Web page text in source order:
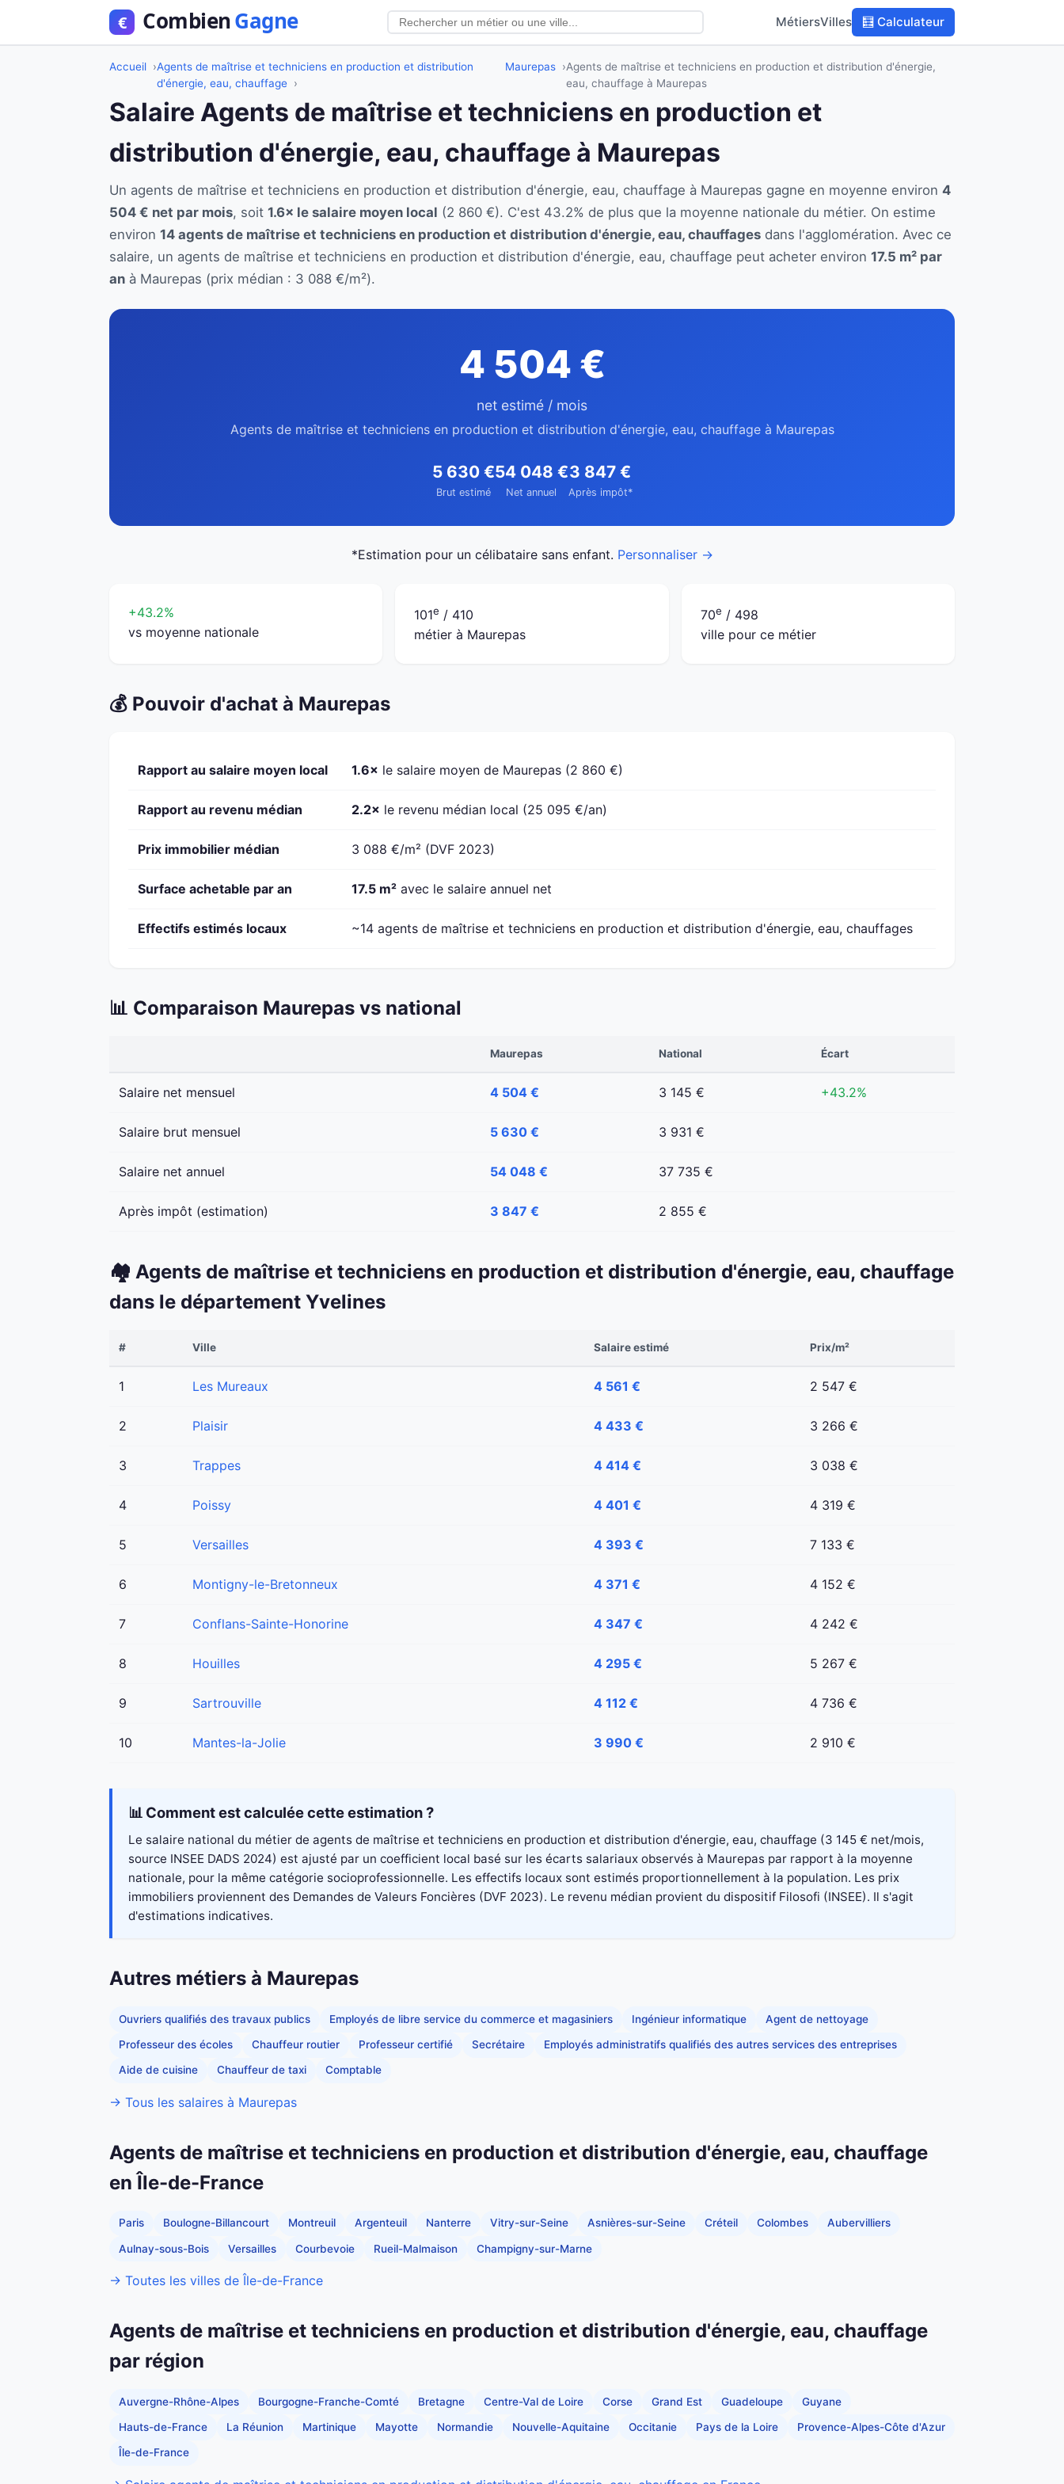
MétiersVilles 🧮 Calculateur
Accueil
Agents de maîtrise et techniciens en production et distribution
d'énergie, eau, chauffage
Maurepas
Agents de maîtrise et techniciens en production et distribution d'énergie,
eau, chauffage à Maurepas
Salaire Agents de maîtrise et techniciens en production et
distribution d'énergie, eau, chauffage à Maurepas
Un agents de maîtrise et techniciens en production et distribution d'énergie, eau, chauffage à Maurepas gagne en moyenne environ 4
504 € net par mois, soit 1.6× le salaire moyen local (2 860 €). C'est 43.2% de plus que la moyenne nationale du métier. On estime
environ 14 agents de maîtrise et techniciens en production et distribution d'énergie, eau, chauffages dans l'agglomération. Avec ce
salaire, un agents de maîtrise et techniciens en production et distribution d'énergie, eau, chauffage peut acheter environ 17.5 m² par
an à Maurepas (prix médian : 3 088 €/m²).
4 504 €
net estimé / mois
Agents de maîtrise et techniciens en production et distribution d'énergie, eau, chauffage à Maurepas
5 630 €
Brut estimé
54 048 €
Net annuel
3 847 €
Après impôt*
*Estimation pour un célibataire sans enfant. Personnaliser →
+43.2%
vs moyenne nationale
101e / 410
métier à Maurepas
70e / 498
ville pour ce métier
💰 Pouvoir d'achat à Maurepas
Rapport au salaire moyen local 1.6× le salaire moyen de Maurepas (2 860 €)
Rapport au revenu médian 2.2× le revenu médian local (25 095 €/an)
Prix immobilier médian 3 088 €/m² (DVF 2023)
Surface achetable par an 17.5 m² avec le salaire annuel net
Effectifs estimés locaux ~14 agents de maîtrise et techniciens en production et distribution d'énergie, eau, chauffages
📊 Comparaison Maurepas vs national
Maurepas National Écart
Salaire net mensuel 4 504 € 3 145 € +43.2%
Salaire brut mensuel 5 630 € 3 931 €
Salaire net annuel 54 048 € 37 735 €
Après impôt (estimation) 3 847 € 2 855 €
🏘️ Agents de maîtrise et techniciens en production et distribution d'énergie, eau, chauffage
dans le département Yvelines
# Ville Salaire estimé Prix/m²
1 Les Mureaux 4 561 € 2 547 €
2 Plaisir 4 433 € 3 266 €
3 Trappes 4 414 € 3 038 €
4 Poissy 4 401 € 4 319 €
5 Versailles 4 393 € 7 133 €
6 Montigny-le-Bretonneux 4 371 € 4 152 €
7 Conflans-Sainte-Honorine 4 347 € 4 242 €
8 Houilles 4 295 € 5 267 €
9 Sartrouville 4 112 € 4 736 €
10 Mantes-la-Jolie 3 990 € 2 910 €
📊 Comment est calculée cette estimation ?
Le salaire national du métier de agents de maîtrise et techniciens en production et distribution d'énergie, eau, chauffage (3 145 € net/mois,
source INSEE DADS 2024) est ajusté par un coefficient local basé sur les écarts salariaux observés à Maurepas par rapport à la moyenne
nationale, pour la même catégorie socioprofessionnelle. Les effectifs locaux sont estimés proportionnellement à la population. Les prix
immobiliers proviennent des Demandes de Valeurs Foncières (DVF 2023). Le revenu médian provient du dispositif Filosofi (INSEE). Il s'agit
d'estimations indicatives.
Autres métiers à Maurepas
Ouvriers qualifiés des travaux publics Employés de libre service du commerce et magasiniers Ingénieur informatique Agent de nettoyage
Professeur des écoles Chauffeur routier Professeur certifié Secrétaire Employés administratifs qualifiés des autres services des entreprises
Aide de cuisine Chauffeur de taxi Comptable
→ Tous les salaires à Maurepas
Agents de maîtrise et techniciens en production et distribution d'énergie, eau, chauffage
en Île-de-France
Paris Boulogne-Billancourt Montreuil Argenteuil Nanterre Vitry-sur-Seine Asnières-sur-Seine Créteil Colombes Aubervilliers
Aulnay-sous-Bois Versailles Courbevoie Rueil-Malmaison Champigny-sur-Marne
→ Toutes les villes de Île-de-France
Agents de maîtrise et techniciens en production et distribution d'énergie, eau, chauffage
par région
Auvergne-Rhône-Alpes Bourgogne-Franche-Comté Bretagne Centre-Val de Loire Corse Grand Est Guadeloupe Guyane
Hauts-de-France La Réunion Martinique Mayotte Normandie Nouvelle-Aquitaine Occitanie Pays de la Loire Provence-Alpes-Côte d'Azur
Île-de-France